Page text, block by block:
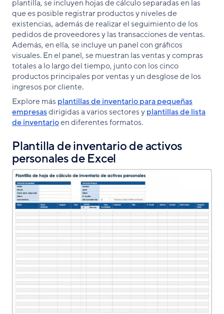
plantilla, se incluyen hojas de cálculo separadas en las
que es posible registrar productos y niveles de
existencias, además de realizar el seguimiento de los
pedidos de proveedores y las transacciones de ventas.
Además, en ella, se incluye un panel con gráficos
visuales. En el panel, se muestran las ventas y compras
totales a lo largo del tiempo, junto con los cinco
productos principales por ventas y un desglose de los
ingresos por cliente.
Explore más plantillas de inventario para pequeñas
empresasdirigidas a varios sectores yplantillas de lista
de inventarioen diferentes formatos.
Plantilla de inventario de activos
personales de Excel